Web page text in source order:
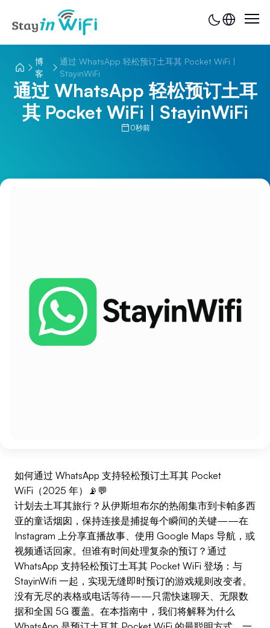
博
客
通过 WhatsApp 轻松预订土耳其 Pocket WiFi |
StayinWiFi
通过 WhatsApp 轻松预订土耳
其 Pocket WiFi | StayinWiFi
0秒前
如何通过 WhatsApp 支持轻松预订土耳其 Pocket
WiFi（2025 年）📡💬
计划去土耳其旅行？从伊斯坦布尔的热闹集市到卡帕多西
亚的童话烟囱，保持连接是捕捉每个瞬间的关键——在
Instagram 上分享直播故事、使用 Google Maps 导航，或
视频通话回家。但谁有时间处理复杂的预订？通过
WhatsApp 支持轻松预订土耳其 Pocket WiFi 登场：与
StayinWifi 一起，实现无缝即时预订的游戏规则改变者。
没有无尽的表格或电话等待——只需快速聊天、无限数
据和全国 5G 覆盖。在本指南中，我们将解释为什么